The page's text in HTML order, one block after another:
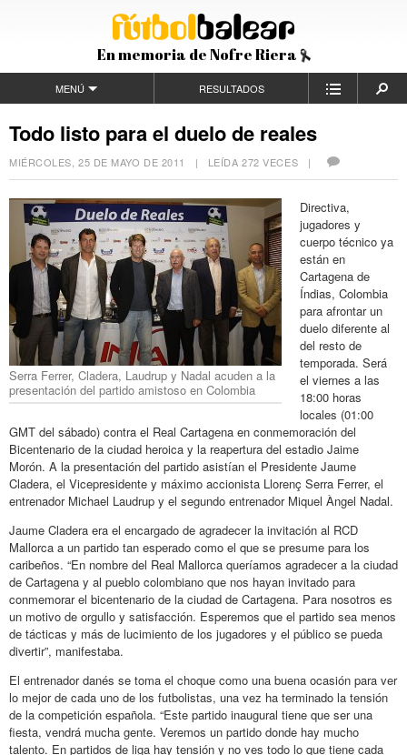
En memoria de Nofre Riera
MENÚ RESULTADOS
Todo listo para el duelo de reales
MIÉRCOLES, 25 DE MAYO DE 2011 | LEÍDA 272 VECES |
Serra Ferrer, Cladera, Laudrup y Nadal acuden a la
presentación del partido amistoso en Colombia
Directiva,
jugadores y
cuerpo técnico ya
están en
Cartagena de
Índias, Colombia
para afrontar un
duelo diferente al
del resto de
temporada. Será
el viernes a las
18:00 horas
locales (01:00
GMT del sábado) contra el Real Cartagena en conmemoración del
Bicentenario de la ciudad heroica y la reapertura del estadio Jaime
Morón. A la presentación del partido asistían el Presidente Jaume
Cladera, el Vicepresidente y máximo accionista Llorenç Serra Ferrer, el
entrenador Michael Laudrup y el segundo entrenador Miquel Àngel Nadal.
Jaume Cladera era el encargado de agradecer la invitación al RCD
Mallorca a un partido tan esperado como el que se presume para los
caribeños. “En nombre del Real Mallorca queríamos agradecer a la ciudad
de Cartagena y al pueblo colombiano que nos hayan invitado para
conmemorar el bicentenario de la ciudad de Cartagena. Para nosotros es
un motivo de orgullo y satisfacción. Esperemos que el partido sea menos
de tácticas y más de lucimiento de los jugadores y el público se pueda
divertir”, manifestaba.
El entrenador danés se toma el choque como una buena ocasión para ver
lo mejor de cada uno de los futbolistas, una vez ha terminado la tensión
de la competición española. “Este partido inaugural tiene que ser una
fiesta, vendrá mucha gente. Veremos un partido donde hay mucho
talento. En partidos de liga hay tensión y no ves todo lo que tiene cada